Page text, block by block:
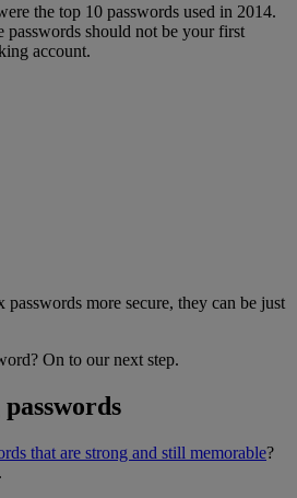
the top 10 passwords used in 2014.
passwords should not be your first
account.
more secure, they can be just
On to our next step.
that are strong and still memorable?